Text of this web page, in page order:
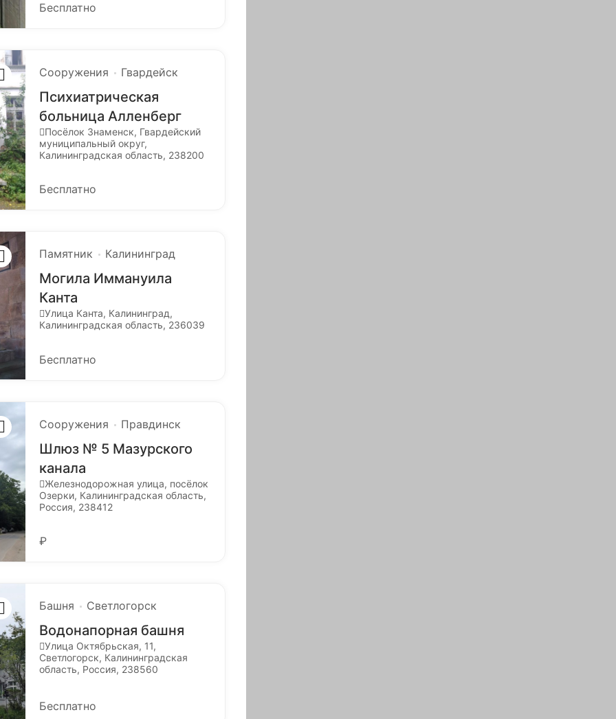
Бесплатно
Сооружения Гвардейск
Психиатрическая
больница Алленберг
Посёлок Знаменск, Гвардейский
муниципальный округ,
Калининградская область, 238200
Бесплатно
Памятник Калининград
Могила Иммануила
Канта
Улица Канта, Калининград,
Калининградская область, 236039
Бесплатно
Сооружения Правдинск
Шлюз № 5 Мазурского
канала
Железнодорожная улица, посёлок
Озерки, Калининградская область,
Россия, 238412
₽
Башня Светлогорск
Водонапорная башня
Улица Октябрьская, 11,
Светлогорск, Калининградская
область, Россия, 238560
Бесплатно